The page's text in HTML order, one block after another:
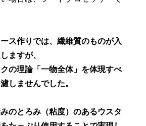
ス作りでは、繊維質のものが入
ますが、
の理論「一物全体」を体現すべ
しませんでした。
のとろみ（粘度）のあるウスタ